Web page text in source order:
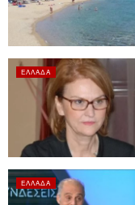
ΕΛΛΆΔΑ
ΕΛΛΆΔΑ